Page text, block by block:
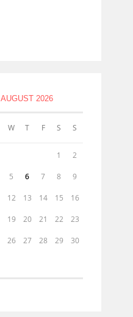
AUGUST 2026
W T F S S
1 2
5 6 7 8 9
12 13 14 15 16
19 20 21 22 23
26 27 28 29 30